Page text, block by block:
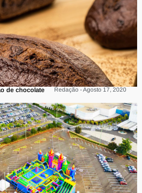
de chocolate Redação - Agosto 17, 2020